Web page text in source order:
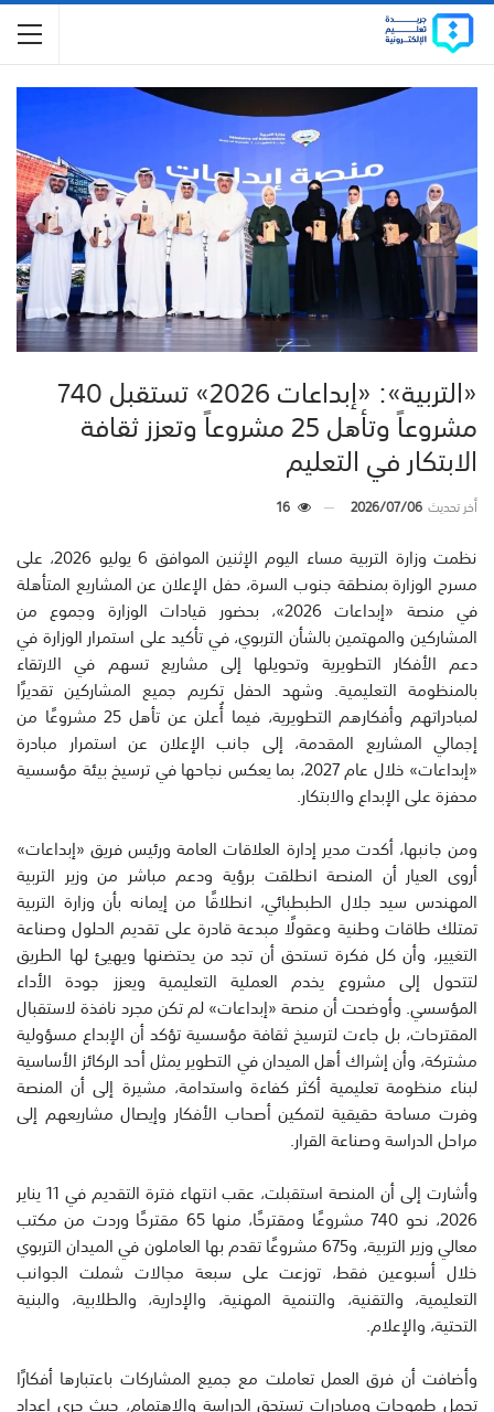
«التربية»: «إبداعات 2026» تستقبل 740
مشروعاً وتأهل 25 مشروعاً وتعزز ثقافة
الابتكار في التعليم
أخر تحديث2026/07/06
16
نظمت وزارة التربية مساء اليوم الإثنين الموافق 6 يوليو 2026، على
مسرح الوزارة بمنطقة جنوب السرة، حفل الإعلان عن المشاريع المتأهلة
في منصة «إبداعات 2026»، بحضور قيادات الوزارة وجموع من
المشاركين والمهتمين بالشأن التربوي، في تأكيد على استمرار الوزارة في
دعم الأفكار التطويرية وتحويلها إلى مشاريع تسهم في الارتقاء
بالمنظومة التعليمية. وشهد الحفل تكريم جميع المشاركين تقديرًا
لمبادراتهم وأفكارهم التطويرية، فيما أُعلن عن تأهل 25 مشروعًا من
إجمالي المشاريع المقدمة، إلى جانب الإعلان عن استمرار مبادرة
«إبداعات» خلال عام 2027، بما يعكس نجاحها في ترسيخ بيئة مؤسسية
محفزة على الإبداع والابتكار.
ومن جانبها، أكدت مدير إدارة العلاقات العامة ورئيس فريق «إبداعات»
أروى العيار أن المنصة انطلقت برؤية ودعم مباشر من وزير التربية
المهندس سيد جلال الطبطبائي، انطلاقًا من إيمانه بأن وزارة التربية
تمتلك طاقات وطنية وعقولًا مبدعة قادرة على تقديم الحلول وصناعة
التغيير، وأن كل فكرة تستحق أن تجد من يحتضنها ويهيئ لها الطريق
لتتحول إلى مشروع يخدم العملية التعليمية ويعزز جودة الأداء
المؤسسي. وأوضحت أن منصة «إبداعات» لم تكن مجرد نافذة لاستقبال
المقترحات، بل جاءت لترسيخ ثقافة مؤسسية تؤكد أن الإبداع مسؤولية
مشتركة، وأن إشراك أهل الميدان في التطوير يمثل أحد الركائز الأساسية
لبناء منظومة تعليمية أكثر كفاءة واستدامة، مشيرة إلى أن المنصة
وفرت مساحة حقيقية لتمكين أصحاب الأفكار وإيصال مشاريعهم إلى
مراحل الدراسة وصناعة القرار.
وأشارت إلى أن المنصة استقبلت، عقب انتهاء فترة التقديم في 11 يناير
2026، نحو 740 مشروعًا ومقترحًا، منها 65 مقترحًا وردت من مكتب
معالي وزير التربية، و675 مشروعًا تقدم بها العاملون في الميدان التربوي
خلال أسبوعين فقط، توزعت على سبعة مجالات شملت الجوانب
التعليمية، والتقنية، والتنمية المهنية، والإدارية، والطلابية، والبنية
التحتية، والإعلام.
وأضافت أن فرق العمل تعاملت مع جميع المشاركات باعتبارها أفكارًا
تحمل طموحات ومبادرات تستحق الدراسة والاهتمام، حيث جرى إعداد